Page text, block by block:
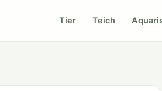
Tier Teich